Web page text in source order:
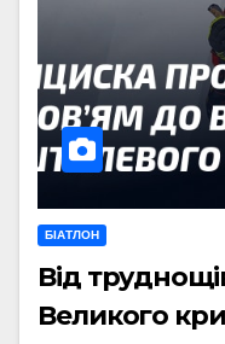
БІАТЛОН
Від
Великого